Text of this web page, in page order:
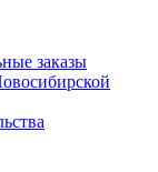
заказы